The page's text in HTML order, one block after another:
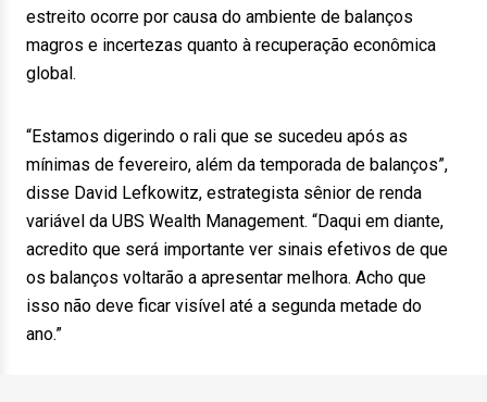
estreito ocorre por causa do ambiente de balanços
magros e incertezas quanto à recuperação econômica
global.
“Estamos digerindo o rali que se sucedeu após as
mínimas de fevereiro, além da temporada de balanços”,
disse David Lefkowitz, estrategista sênior de renda
variável da UBS Wealth Management. “Daqui em diante,
acredito que será importante ver sinais efetivos de que
os balanços voltarão a apresentar melhora. Acho que
isso não deve ficar visível até a segunda metade do
ano.”